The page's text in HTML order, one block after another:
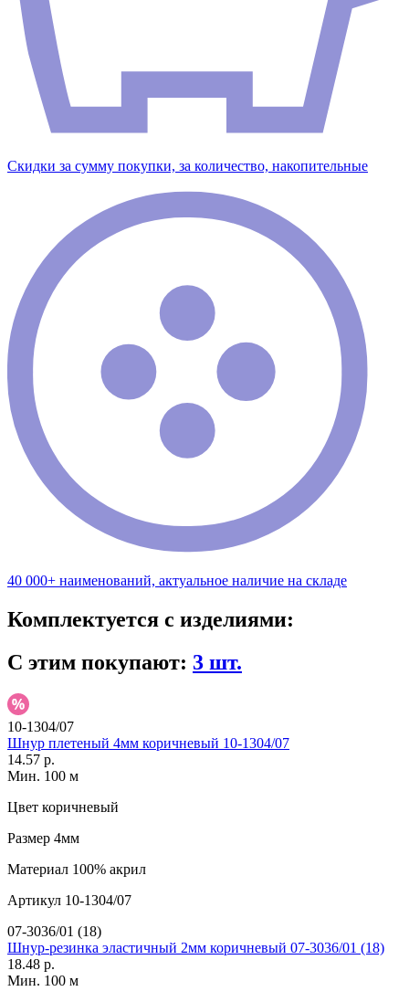
Скидки за сумму покупки, за количество, накопительные
40 000+ наименований, актуальное наличие на складе
Комплектуется с изделиями:
С этим покупают: 3 шт.
10-1304/07
Шнур плетеный 4мм коричневый 10-1304/07
14.57 р.
Мин. 100 м
Цвет коричневый
Размер 4мм
Материал 100% акрил
Артикул 10-1304/07
07-3036/01 (18)
Шнур-резинка эластичный 2мм коричневый 07-3036/01 (18)
18.48 р.
Мин. 100 м